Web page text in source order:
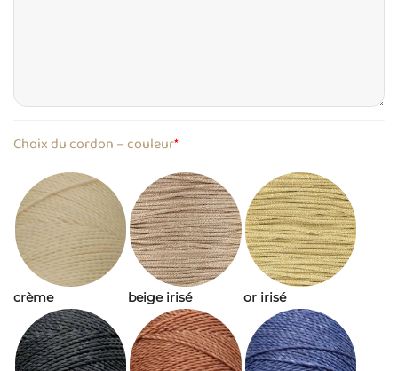
*
Choix du cordon – couleur
crème beige irisé or irisé